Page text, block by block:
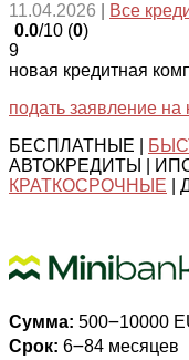
11.04.2026 Все
0.0/10 (0)
9
новая кредитная
подать заявление на
БЕСПЛАТНЫЕ |
АВТОКРЕДИТЫ |
КРАТКОСРОЧНЫЕ |
Сумма: 500౼10000
Срок: 6౼84 месяцев